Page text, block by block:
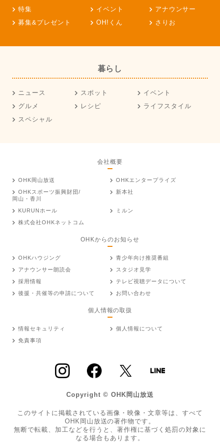
特集
イベント
アナウンサー
募集&プレゼント
OH!くん さりお
暮らし
ニュース スポット
イベント
グルメ
レシピ
ライフスタイル
スペシャル
会社概要
OHK岡山放送
OHKエンタープライズ
OHKスポーツ振興財団/
岡山・香川
新本社
KURUNホール
ミルン
株式会社OHKネットコム
OHKからのお知らせ
OHKハウジング
青少年向け推奨番組
アナウンサー朗読会
スタジオ見学
採用情報
テレビ視聴データについて
後援・共催等の申請について
お問い合わせ
個人情報の取扱
情報セキュリティ
個人情報について
免責事項
Copyright © OHK岡山放送
このサイトに掲載されている画像・映像・文章等は、すべて
OHK岡山放送の著作物です。
無断で転載、加工などを行うと、著作権に基づく処罰の対象に
なる場合もあります。